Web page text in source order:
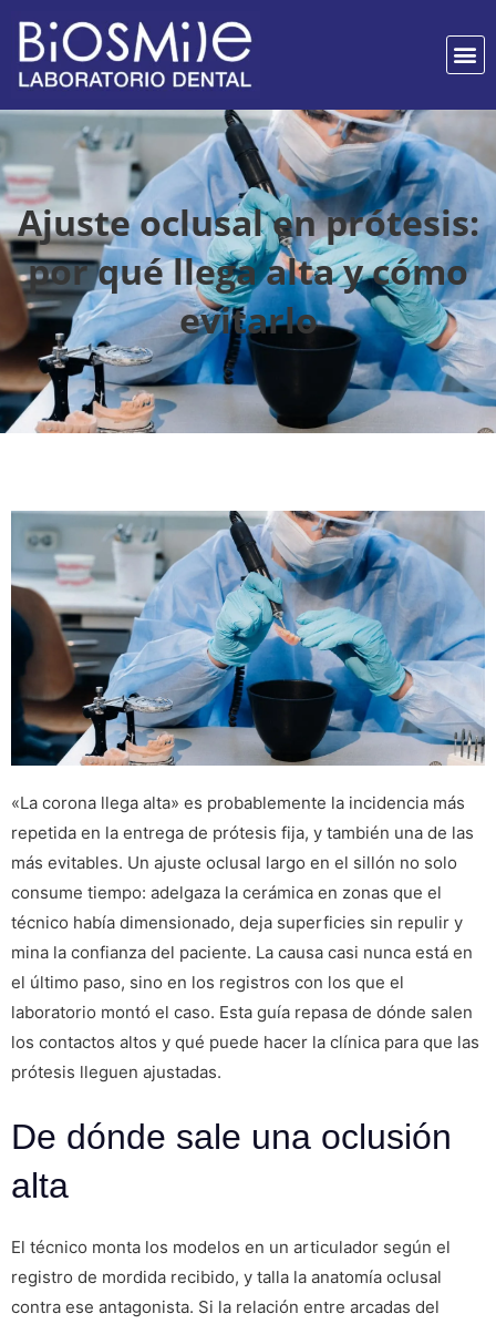
Ajuste oclusal en prótesis:
por qué llega alta y cómo
evitarlo
«La corona llega alta» es probablemente la incidencia más
repetida en la entrega de prótesis fija, y también una de las
más evitables. Un ajuste oclusal largo en el sillón no solo
consume tiempo: adelgaza la cerámica en zonas que el
técnico había dimensionado, deja superficies sin repulir y
mina la confianza del paciente. La causa casi nunca está en
el último paso, sino en los registros con los que el
laboratorio montó el caso. Esta guía repasa de dónde salen
los contactos altos y qué puede hacer la clínica para que las
prótesis lleguen ajustadas.
De dónde sale una oclusión
alta
El técnico monta los modelos en un articulador según el
registro de mordida recibido, y talla la anatomía oclusal
contra ese antagonista. Si la relación entre arcadas del